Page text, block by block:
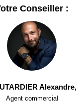
Conseiller :
Alexandre,
Agent commercial